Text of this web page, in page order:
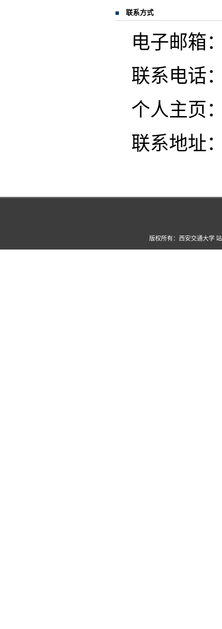
联系方式
电子邮箱
联系电话
个人主页
联系地址
版权所有：西安交通大学